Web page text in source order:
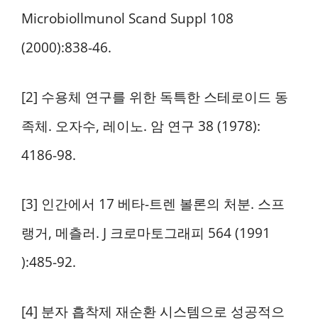
Microbiollmunol Scand Suppl 108
(2000):838-46.
[2] 수용체 연구를 위한 독특한 스테로이드 동
족체. 오자수, 레이노. 암 연구 38 (1978):
4186-98.
[3] 인간에서 17 베타-트렌 볼론의 처분. 스프
랭거, 메츨러. J 크로마토그래피 564 (1991
):485-92.
[4] 분자 흡착제 재순환 시스템으로 성공적으